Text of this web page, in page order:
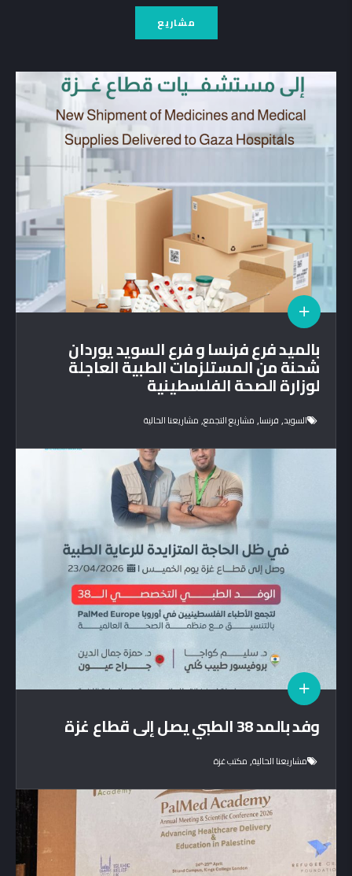
مشاريع
بالميد فرع فرنسا و فرع السويد يوردان
شحنة من المستلزمات الطبية العاجلة
لوزارة الصحة الفلسطينية
السويد, فرنسا, مشاريع التجمع, مشاريعنا الحالية
وفد بالمد 38 الطبي يصل إلى قطاع غزة
مشاريعنا الحالية, مكتب غزة